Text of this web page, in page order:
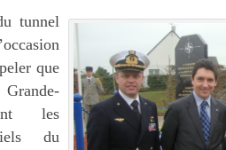
tunnel
que
les
du